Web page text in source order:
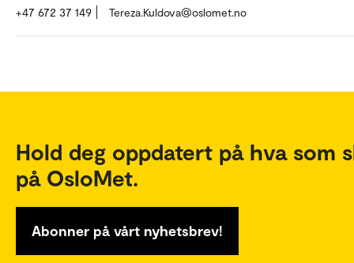
+47 672 37 149 Tereza.Kuldova@oslomet.no
Hold deg oppdatert på hva som
på OsloMet.
Abonner på vårt nyhetsbrev!